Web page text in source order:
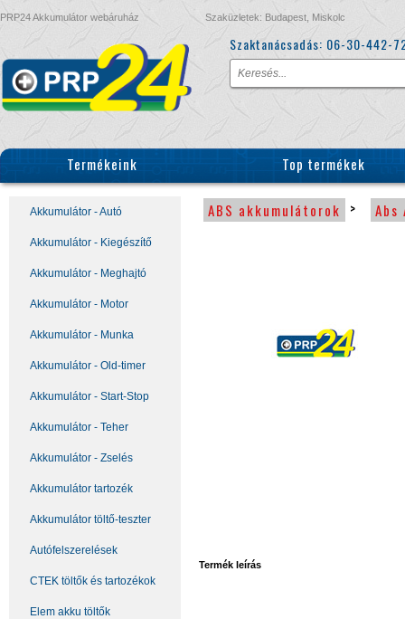
PRP24 Akkumulátor webáruház Szaküzletek: Budapest, Miskolc
Szaktanácsadás: 06-30-442-
Termékeink Top termékek
Akkumulátor - Autó
Akkumulátor - Kiegészítő
Akkumulátor - Meghajtó
Akkumulátor - Motor
Akkumulátor - Munka
Akkumulátor - Old-timer
Akkumulátor - Start-Stop
Akkumulátor - Teher
Akkumulátor - Zselés
Akkumulátor tartozék
Akkumulátor töltő-teszter
Autófelszerelések
CTEK töltők és tartozékok
Elem akku töltők
ABS akkumulátorok > Abs
Termék leírás